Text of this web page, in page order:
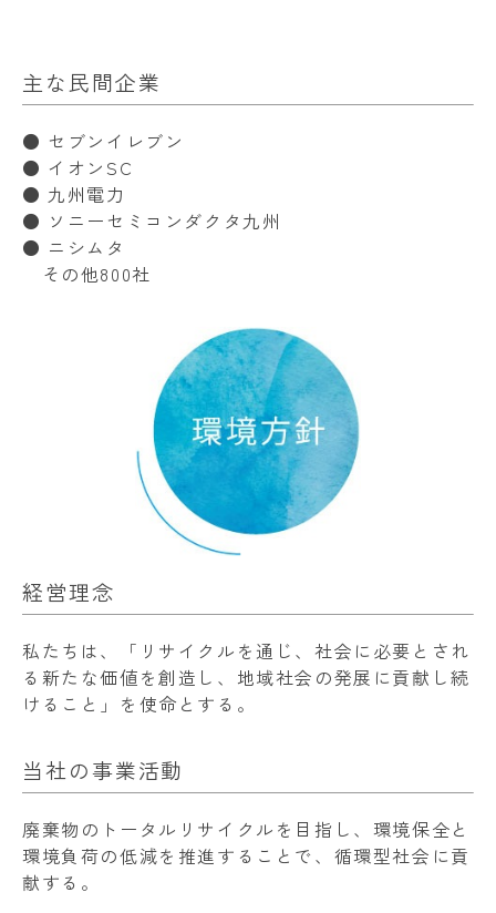
主な民間企業
● セブンイレブン
● イオンSC
● 九州電力
● ソニーセミコンダクタ九州
● ニシムタ
その他800社
経営理念
私たちは、「リサイクルを通じ、社会に必要とされ
る新たな価値を創造し、地域社会の発展に貢献し続
けること」を使命とする。
当社の事業活動
廃棄物のトータルリサイクルを目指し、環境保全と
環境負荷の低減を推進することで、循環型社会に貢
献する。